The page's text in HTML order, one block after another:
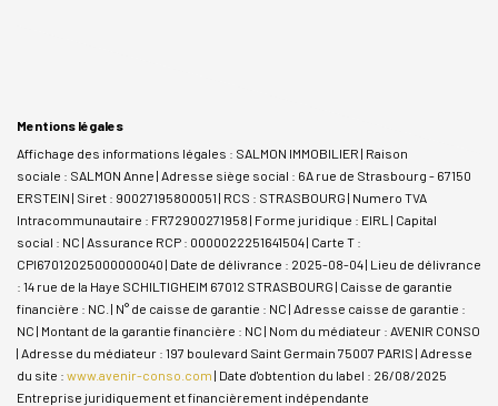
Mentions légales
Affichage des informations légales : SALMON IMMOBILIER | Raison
sociale : SALMON Anne | Adresse siège social : 6A rue de Strasbourg - 67150
ERSTEIN | Siret : 90027195800051 | RCS : STRASBOURG | Numero TVA
Intracommunautaire : FR72900271958 | Forme juridique : EIRL | Capital
social : NC | Assurance RCP : 0000022251641504 | Carte T :
CPI67012025000000040 | Date de délivrance : 2025-08-04 | Lieu de délivrance
: 14 rue de la Haye SCHILTIGHEIM 67012 STRASBOURG | Caisse de garantie
financière : NC. | N° de caisse de garantie : NC | Adresse caisse de garantie :
NC | Montant de la garantie financière : NC | Nom du médiateur : AVENIR CONSO
| Adresse du médiateur : 197 boulevard Saint Germain 75007 PARIS | Adresse
du site : www.avenir-conso.com | Date d'obtention du label : 26/08/2025
Entreprise juridiquement et financièrement indépendante